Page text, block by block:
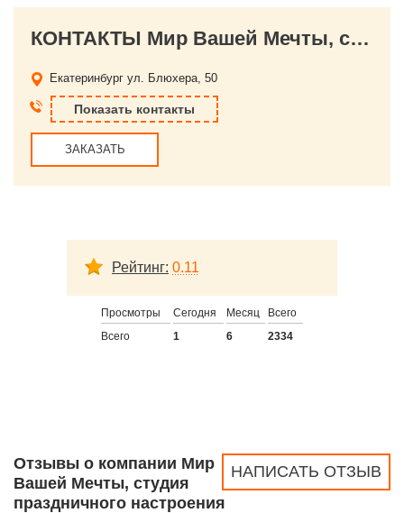
КОНТАКТЫ Мир Вашей Мечты, студия праздничного настроения
Екатеринбург ул. Блюхера, 50
Показать контакты
ЗАКАЗАТЬ
Рейтинг: 0.11
Просмотры Сегодня Месяц
Всего
Всего
1 6 2334
НАПИСАТЬ ОТЗЫВ
Отзывы о компании Мир
Вашей Мечты, студия
праздничного настроения